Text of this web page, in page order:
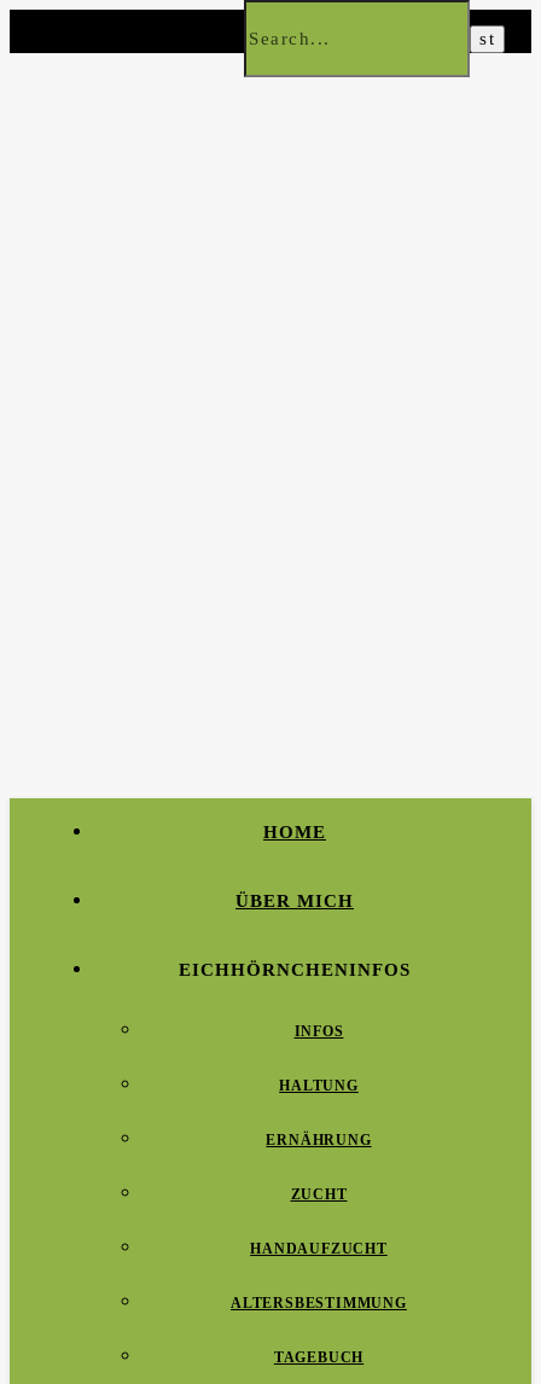
HOME
ÜBER MICH
EICHHÖRNCHENINFOS
INFOS
HALTUNG
ERNÄHRUNG
ZUCHT
HANDAUFZUCHT
ALTERSBESTIMMUNG
TAGEBUCH